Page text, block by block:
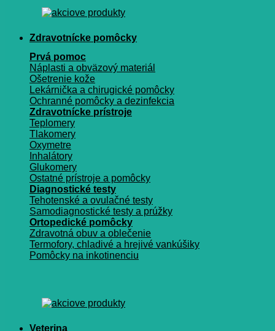
Zdravotnícke pomôcky
Prvá pomoc
Náplasti a obväzový materiál
Ošetrenie kože
Lekárnička a chirugické pomôcky
Ochranné pomôcky a dezinfekcia
Zdravotnícke prístroje
Teplomery
Tlakomery
Oxymetre
Inhalátory
Glukomery
Ostatné prístroje a pomôcky
Diagnostické testy
Tehotenské a ovulačné testy
Samodiagnostické testy a prúžky
Ortopedické pomôcky
Zdravotná obuv a oblečenie
Termofory, chladivé a hrejivé vankúšiky
Pomôcky na inkotinenciu
Veterina